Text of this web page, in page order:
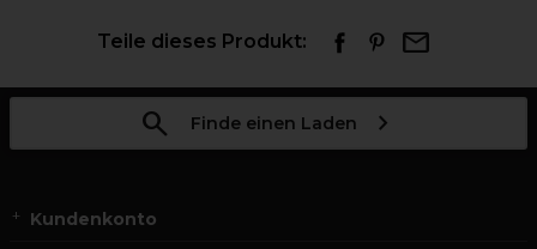
Teile dieses Produkt:
Finde einen Laden
Kundenkonto